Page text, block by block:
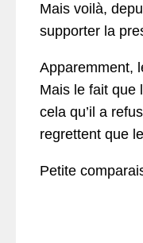
Mais voilà,
supporter la
Apparemment,
Mais le fait que
cela qu’il a
regrettent que
Petite